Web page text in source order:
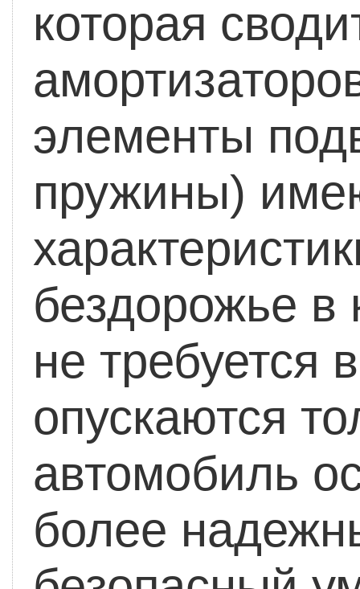
которая
элементы
пружины)
бездорожье в
не требуется
опускаются
автомобиль
более